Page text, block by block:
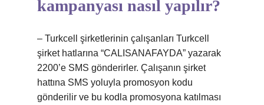
kampanyası nasıl yapılır?
– Turkcell şirketlerinin çalışanları Turkcell
şirket hatlarına “CALISANAFAYDA” yazarak
2200’e SMS gönderirler. Çalışanın şirket
hattına SMS yoluyla promosyon kodu
gönderilir ve bu kodla promosyona katılması